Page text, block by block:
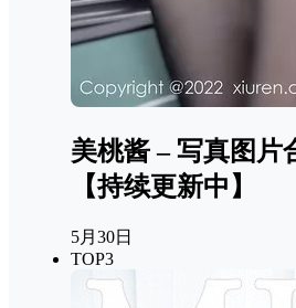
美桃酱 – 写真图片
【持续更新中】
5月30日
TOP3